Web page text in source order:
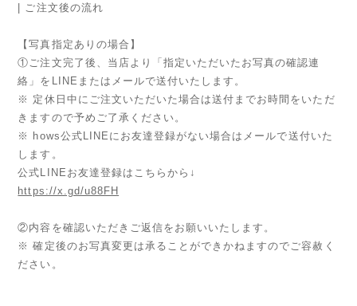
| ご注文後の流れ
【写真指定ありの場合】
①ご注文完了後、当店より「指定いただいたお写真の確認連
絡」をLINEまたはメールで送付いたします。
※ 定休日中にご注文いただいた場合は送付までお時間をいただ
きますので予めご了承ください。
※ hows公式LINEにお友達登録がない場合はメールで送付いた
します。
公式LINEお友達登録はこちらから↓
https://x.gd/u88FH
②内容を確認いただきご返信をお願いいたします。
※ 確定後のお写真変更は承ることができかねますのでご容赦く
ださい。